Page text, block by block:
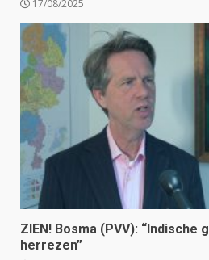
17/08/2025
ZIEN! Bosma (PVV): “Indische
herrezen”